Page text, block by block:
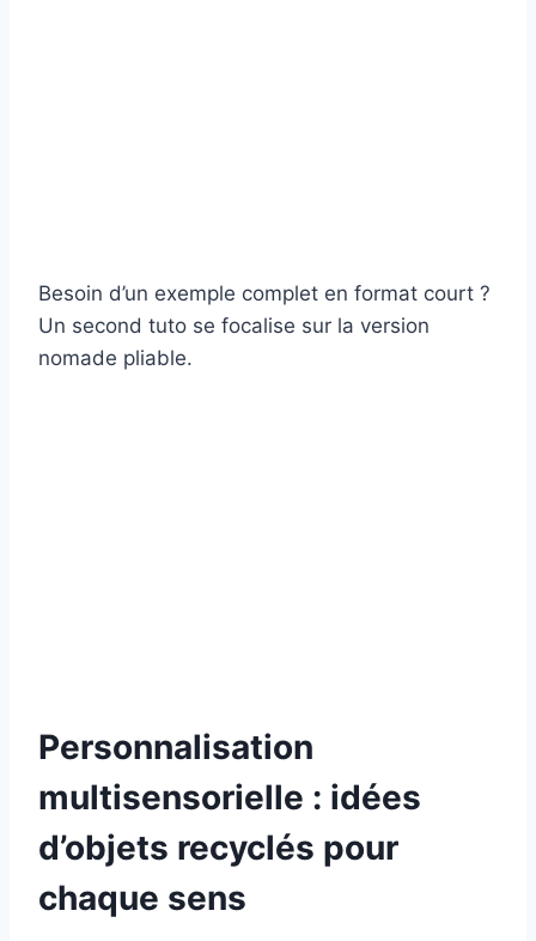
Besoin d’un exemple complet en format court ?
Un second tuto se focalise sur la version
nomade pliable.
Personnalisation
multisensorielle : idées
d’objets recyclés pour
chaque sens